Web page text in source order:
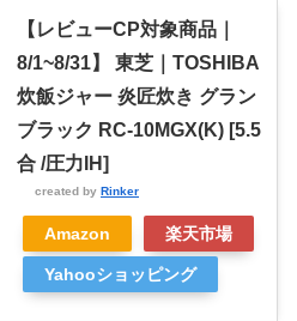
【レビューCP対象商品｜
8/1~8/31】 東芝｜TOSHIBA
炊飯ジャー 炎匠炊き グラン
ブラック RC-10MGX(K) [5.5
合 /圧力IH]
created by Rinker
Amazon 楽天市場
Yahooショッピング